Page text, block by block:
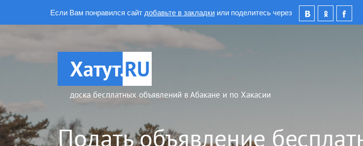
Если Вам понравился сайт добавьте в закладки или поделитесь через
Хатут.RU
доска бесплатных объявлений в Абакане и по Хакасии
Подать объявление